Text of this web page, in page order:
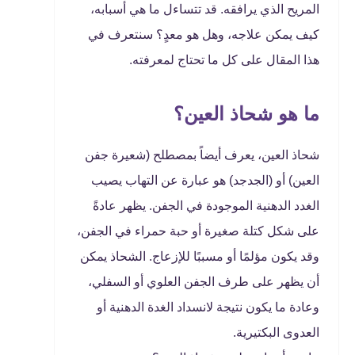
المريح الذي يرافقه. قد تتساءل ما هي أسبابه،
كيف يمكن علاجه، وهل هو معدٍ؟ سنتعرف في
هذا المقال على كل ما تحتاج لمعرفته.
ما هو شحاذ العين؟
شحاذ العين، يعرف أيضاً بمصطلح (شعيرة جفن
العين) أو (الجدجد) هو عبارة عن التهاب يصيب
الغدد الدهنية الموجودة في الجفن. يظهر عادةً
على شكل كتلة صغيرة أو حبة حمراء في الجفن،
وقد يكون مؤلمًا أو مسببًا للإزعاج. الشحاذ يمكن
أن يظهر على طرف الجفن العلوي أو السفلي،
وعادة ما يكون نتيجة لانسداد الغدة الدهنية أو
العدوى البكتيرية.